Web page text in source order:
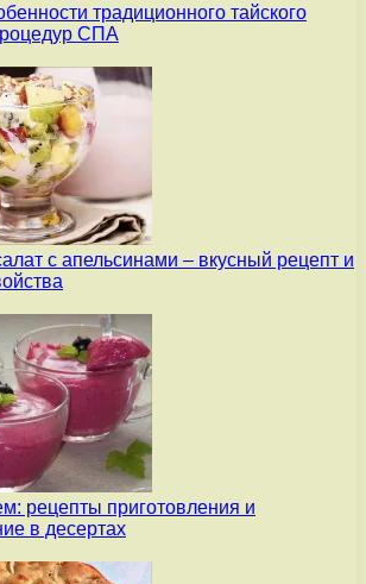
традиционного тайского
СПА
с апельсинами – вкусный рецепт и
рецепты приготовления и
в десертах